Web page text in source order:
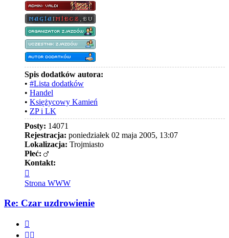
Spis dodatków autora:
• #Lista dodatków
• Handel
• Księżycowy Kamień
• ZP i LK
Posty: 14071
Rejestracja: poniedziałek 02 maja 2005, 13:07
Lokalizacja: Trojmiasto
Płeć:
Kontakt:
się
z
Strona WWW
Re: Czar uzdrowienie